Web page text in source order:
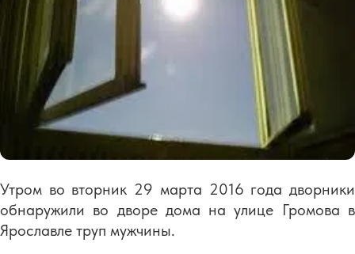
Утром во вторник 29 марта 2016 года дворники
обнаружили во дворе дома на улице Громова в
Ярославле труп мужчины.